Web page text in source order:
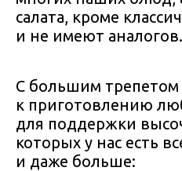
салата, кроме
и не имеют аналогов.
С большим
к приготовлению
для поддержки
которых у нас есть
и даже больше: